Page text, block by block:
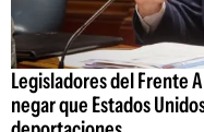
Legisladores del Frente
negar que Estados